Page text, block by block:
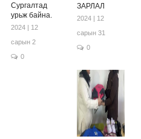
Сургалтад
урьж байна.
2024 | 12
сарын 2
0
ЗАРЛАЛ
2024 | 12
сарын 31
0